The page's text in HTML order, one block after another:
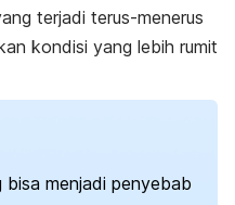
terjadi terus-menerus
kondisi yang lebih rumit
menjadi penyebab